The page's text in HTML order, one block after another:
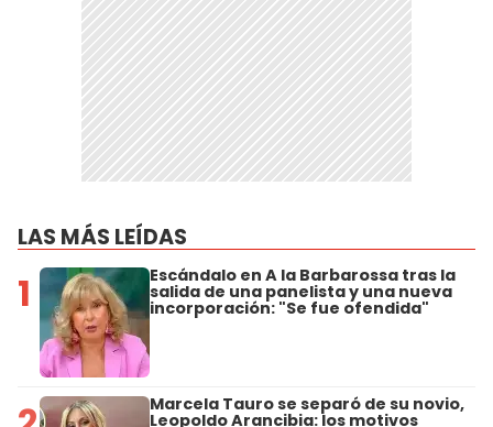
LAS MÁS LEÍDAS
1 Escándalo en A la Barbarossa tras la
salida de una panelista y una nueva
incorporación: "Se fue ofendida"
Marcela Tauro se separó de su novio,
Leopoldo Arancibia: los motivos